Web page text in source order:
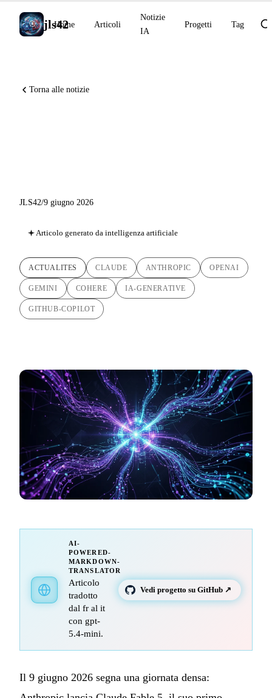
jls42
Home Articoli
Notizie
IA
Progetti Tag
Torna alle notizie
JLS42/9 giugno 2026
Articolo generato da intelligenza artificiale
ACTUALITES CLAUDE ANTHROPIC OPENAI
GEMINI COHERE IA-GENERATIVE
GITHUB-COPILOT
AI-
POWERED-
MARKDOWN-
TRANSLATOR
Articolo
tradotto
dal fr al it
con gpt-
5.4-mini.
Vedi progetto su GitHub ↗
Il 9 giugno 2026 segna una giornata densa: